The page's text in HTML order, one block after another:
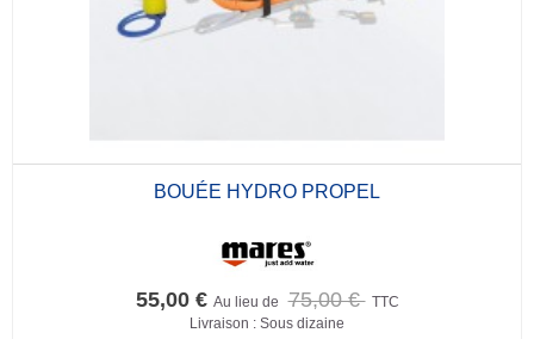
BOUÉE HYDRO PROPEL
55,00 € Au lieu de 75,00 € TTC
Livraison : Sous dizaine